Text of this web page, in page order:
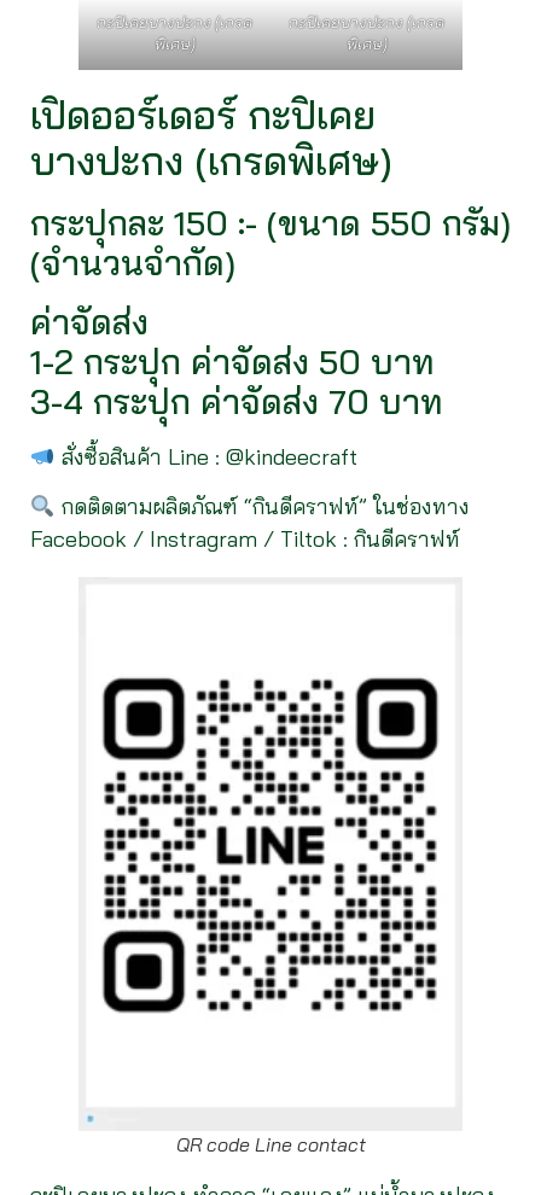
กะปิเคยบางปะกง (เกรด
พิเศษ)
กะปิเคยบางปะกง (เกรด
พิเศษ)
เปิดออร์เดอร์ กะปิเคย
บางปะกง (เกรดพิเศษ)
กระปุกละ 150 :- (ขนาด 550 กรัม)
(จำนวนจำกัด)
ค่าจัดส่ง
1-2 กระปุก ค่าจัดส่ง 50 บาท
3-4 กระปุก ค่าจัดส่ง 70 บาท
สั่งซื้อสินค้า Line : @kindeecraft
กดติดตามผลิตภัณฑ์ “กินดีคราฟท์” ในช่องทาง
Facebook / Instragram / Tiltok : กินดีคราฟท์
QR code Line contact